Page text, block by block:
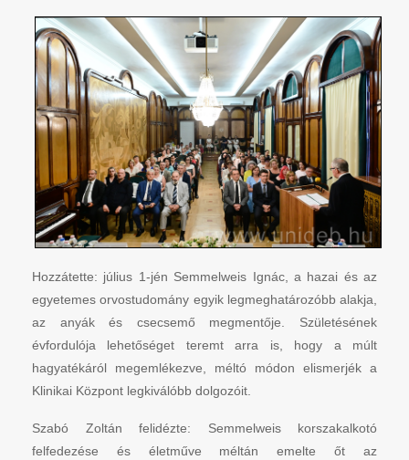
Hozzátette: július 1-jén Semmelweis Ignác, a hazai és az
egyetemes orvostudomány egyik legmeghatározóbb alakja,
az anyák és csecsemő megmentője. Születésének
évfordulója lehetőséget teremt arra is, hogy a múlt
hagyatékáról megemlékezve, méltó módon elismerjék a
Klinikai Központ legkiválóbb dolgozóit.
Szabó Zoltán felidézte: Semmelweis korszakalkotó
felfedezése és életműve méltán emelte őt az